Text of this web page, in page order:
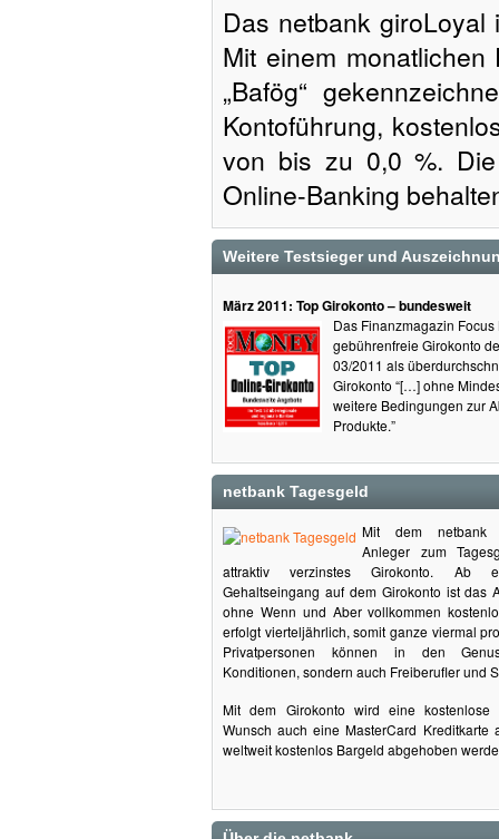
Das netbank
Mit einem
„Bafög“
Kontoführung,
von bis zu 0,0 %.
Online-Banking
Weitere Testsieger und
März 2011: Top Girokonto – bundesweit
Das Finanzmagazin
gebührenfreie Girokonto
03/2011 als
Girokonto “[…] ohne
weitere Bedingungen zur
Produkte.”
netbank Tagesgeld
Mit dem netbank
Anleger zum
attraktiv verzinstes Girokonto. Ab
Gehaltseingang auf dem Girokonto ist das
ohne Wenn und Aber vollkommen
erfolgt vierteljährlich, somit ganze viermal
Privatpersonen können in den
Konditionen, sondern auch Freiberufler und
Mit dem Girokonto wird eine kostenlose
Wunsch auch eine MasterCard Kreditkarte
weltweit kostenlos Bargeld abgehoben